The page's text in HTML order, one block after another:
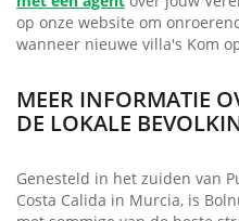
op onze website om
wanneer nieuwe villa's Kom
MEER INFORMATIE
DE LOKALE
Genesteld in het zuiden van
Costa Calida in Murcia, is